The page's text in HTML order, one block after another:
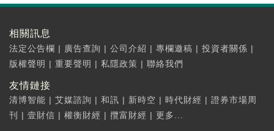
相關訊息
法定公告欄 | 廣告查詢 | 公司介紹 | 專欄邀稿 | 投資者關係 |
版權聲明 | 重要聲明 | 私隱政策 | 聯絡我們
友情鏈接
清博智能 | 艾媒諮詢 | 和訊 | 新時空 | 時代財經 | 證券市場周
刊
| 壹財信 | 權衡財經 | 攬富財經 | 更多...